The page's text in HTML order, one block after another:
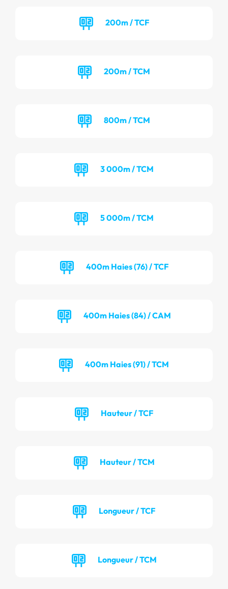
200m / TCF
200m / TCM
800m / TCM
3 000m / TCM
5 000m / TCM
400m Haies (76) / TCF
400m Haies (84) / CAM
400m Haies (91) / TCM
Hauteur / TCF
Hauteur / TCM
Longueur / TCF
Longueur / TCM